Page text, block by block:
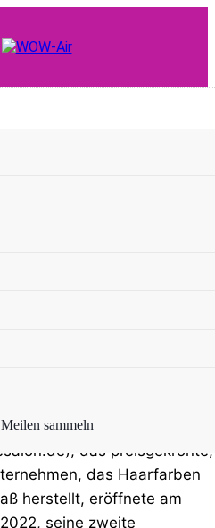
WOW-Air
sammeln
deutschen
eröffnet
in
das preisgekrönte,
das Haarfarben
herstellt, eröffnete am
seine zweite